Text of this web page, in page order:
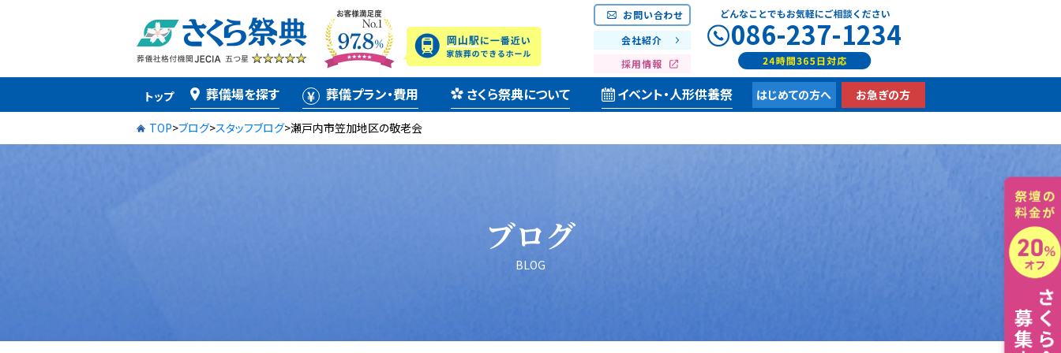
トップ 葬儀場を探す 葬儀プラン・費用 さくら祭典について イベント・人形供養祭 はじめての方へ お急ぎの方
お問い合わせ
会社紹介
採用情報
086-237-1234
TOP>ブログ>スタッフブログ>瀬戸内市笠加地区の敬老会
ブログ
BLOG